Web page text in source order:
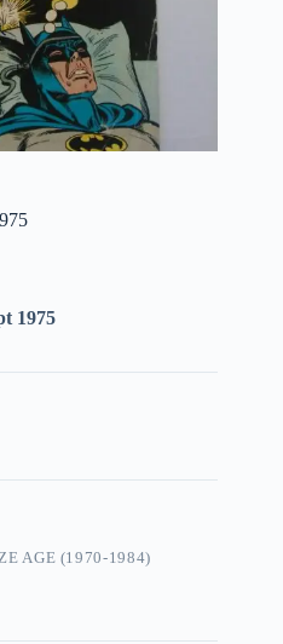
1975
AGE (1970-1984)